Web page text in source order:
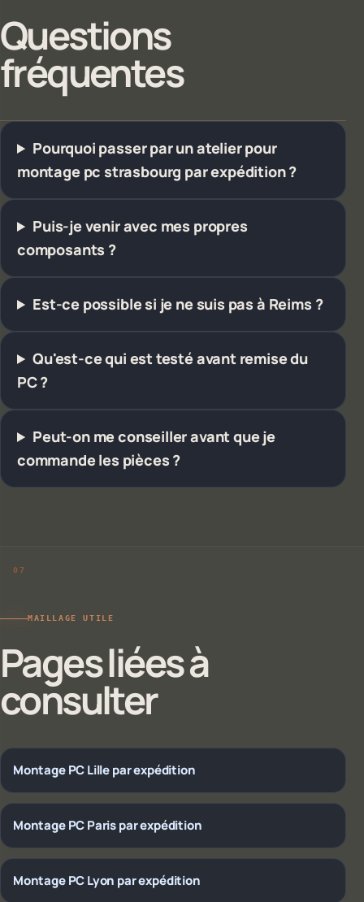
Questions
fréquentes
Pourquoi passer par un atelier pour
montage pc strasbourg par expédition ?
Puis-je venir avec mes propres
composants ?
Est-ce possible si je ne suis pas à Reims ?
Qu'est-ce qui est testé avant remise du
PC ?
Peut-on me conseiller avant que je
commande les pièces ?
MAILLAGE UTILE
Pages liées à
consulter
Montage PC Lille par expédition
Montage PC Paris par expédition
Montage PC Lyon par expédition